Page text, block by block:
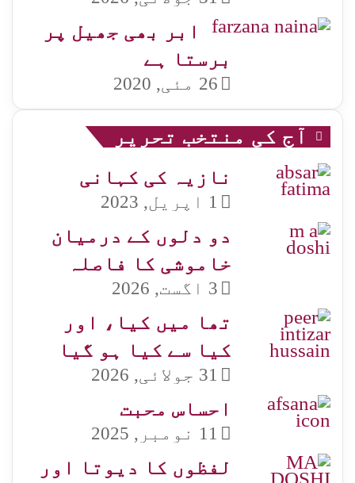
ابر بھی جھیل پر
برستا ہے
26 مئی, 2020
آج کی منتخب تحریر
نازیہ کی کہانی
1 اپریل, 2023
دو دلوں کے درمیان
خاموشی کا فاصلہ
3 اگست, 2026
تھا میں کیا، اور
کیا سے کیا ہو گیا
31 جولائی, 2026
احساس محبت
11 نومبر, 2025
لفظوں کا دیوتا اور